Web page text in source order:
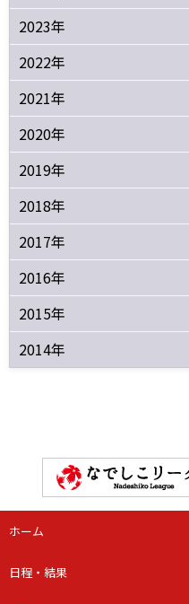
2023年
2022年
2021年
2020年
2019年
2018年
2017年
2016年
2015年
2014年
ホーム
日程・結果